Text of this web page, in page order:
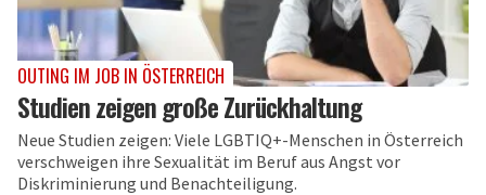
OUTING IM JOB IN ÖSTERREICH
Studien zeigen große Zurückhaltung
Neue Studien zeigen: Viele LGBTIQ+-Menschen in Österreich
verschweigen ihre Sexualität im Beruf aus Angst vor
Diskriminierung und Benachteiligung.